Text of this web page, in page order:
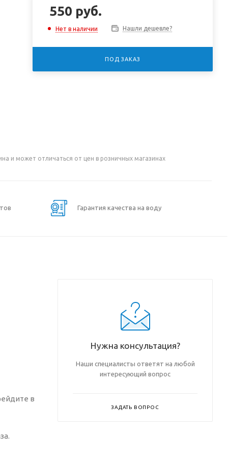
550 руб.
Нет в наличии Нашли дешевле?
ПОД ЗАКАЗ
и может отличаться от цен в розничных магазинах
Гарантия качества на воду
в
Нужна консультация?
Наши специалисты ответят на любой
интересующий вопрос
ЗАДАТЬ ВОПРОС